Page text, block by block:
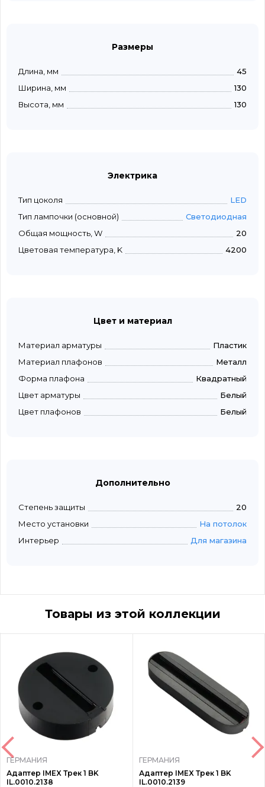
Размеры
Длина, мм
45
Ширина, мм
130
Высота, мм
130
Электрика
Тип цоколя
LED
Тип лампочки (основной)
Светодиодная
Общая мощность, W
20
Цветовая температура, K
4200
Цвет и материал
Материал арматуры
Пластик
Материал плафонов
Металл
Форма плафона
Квадратный
Цвет арматуры
Белый
Цвет плафонов
Белый
Дополнительно
Степень защиты
20
Место установки
На потолок
Интерьер
Для магазина
Товары из этой коллекции
ГЕРМАНИЯ
Адаптер IMEX Трек 1 BK
IL.0010.2138
ГЕРМАНИЯ
Адаптер IMEX Трек 1 BK
IL.0010.2139